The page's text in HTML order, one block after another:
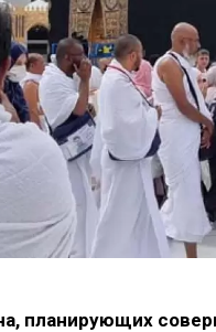
планирующих